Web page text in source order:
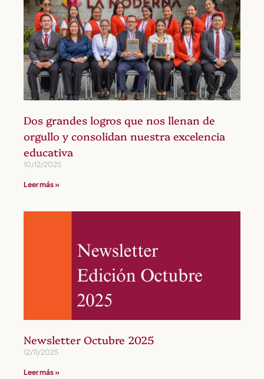
Dos grandes logros que nos llenan de
orgullo y consolidan nuestra excelencia
educativa
10/12/2025
Leer más »
Newsletter Octubre 2025
12/11/2025
Leer más »